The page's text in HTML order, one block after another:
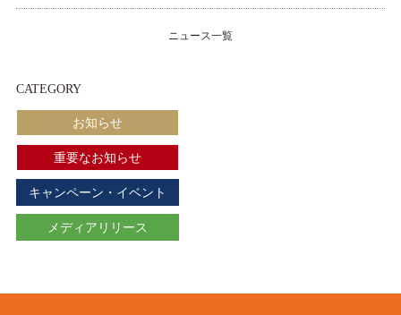
ニュース一覧
CATEGORY
お知らせ
重要なお知らせ
キャンペーン・イベント
メディアリリース